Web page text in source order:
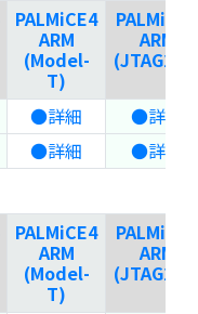
PALMiCE4
ARM
(Model-
T)
PALMiCE3
ARM
●詳細
●詳細
●詳細
●詳細
PALMiCE4
ARM
(Model-
T)
PALMiCE3
ARM